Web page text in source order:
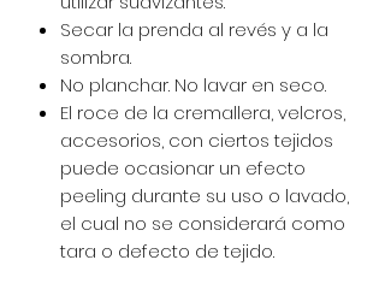
Secar la prenda al revés y a la
sombra.
No planchar. No lavar en seco.
El roce de la cremallera, velcros,
accesorios, con ciertos tejidos
puede ocasionar un efecto
peeling durante su uso o lavado,
el cual no se considerará como
tara o defecto de tejido.